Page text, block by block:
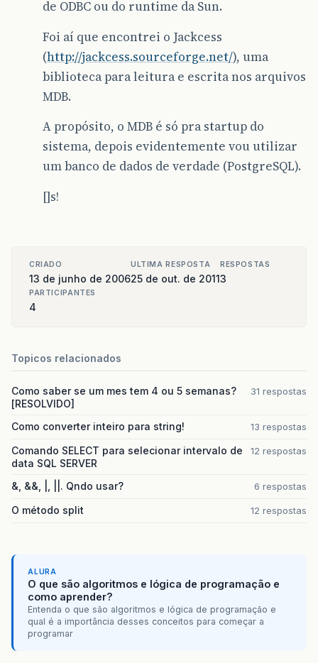
de ODBC ou do runtime da Sun.
Foi aí que encontrei o Jackcess
(http://jackcess.sourceforge.net/), uma
biblioteca para leitura e escrita nos arquivos
MDB.
A propósito, o MDB é só pra startup do
sistema, depois evidentemente vou utilizar
um banco de dados de verdade (PostgreSQL).
[]s!
CRIADO
13 de junho de 2006
ULTIMA RESPOSTA
25 de out. de 2011
RESPOSTAS
3
PARTICIPANTES
4
Topicos relacionados
Como saber se um mes tem 4 ou 5 semanas?
[RESOLVIDO]
31 respostas
Como converter inteiro para string! 13 respostas
Comando SELECT para selecionar intervalo de
data SQL SERVER
12 respostas
&, &&, |, ||. Qndo usar? 6 respostas
O método split 12 respostas
ALURA
O que são algoritmos e lógica de programação e
como aprender?
Entenda o que são algoritmos e lógica de programação e
qual é a importância desses conceitos para começar a
programar